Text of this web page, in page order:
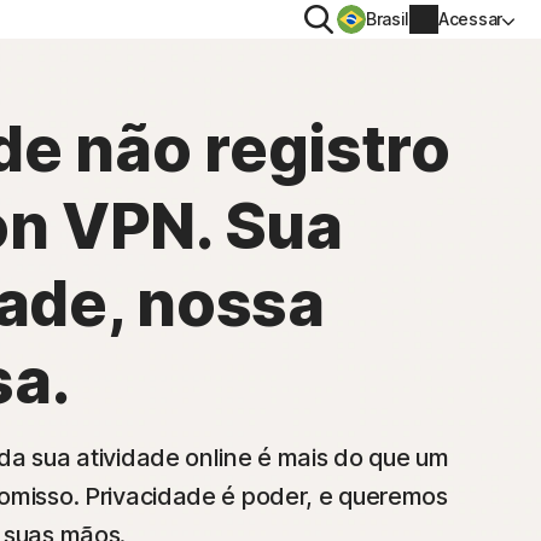
Norton Identity Advisor Plus​
Norton Utilities Ultimate
Pesquisar
Brasil Acessar
Informações da conta
Informações de cobrança
Insira seu Código de produto
não registro
VPN. Sua
nossa
sua atividade online é mais do que um
Privacidade é poder, e queremos
mãos.